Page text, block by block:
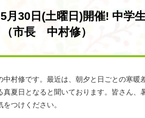
月30日(土曜日)開催! 中学
市長 中村修）
中村修です。最近は、朝夕と日ごとの寒
真夏日となると聞いております。皆さん
をつけください。